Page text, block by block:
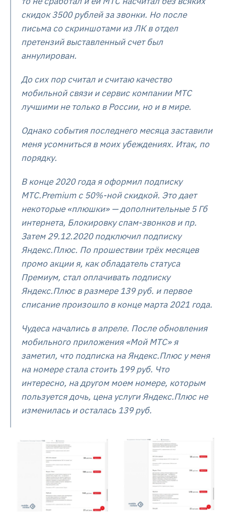
скидок 3500 рублей за звонки. Но после
письма со скриншотами из ЛК в отдел
претензий выставленный счет был
аннулирован.
До сих пор считал и считаю качество
мобильной связи и сервис компании МТС
лучшими не только в России, но и в мире.
Однако события последнего месяца заставили
меня усомниться в моих убеждениях. Итак, по
порядку.
В конце 2020 года я оформил подписку
МТС.Premium с 50%-ной скидкой. Это дает
некоторые «плюшки» — дополнительные 5 Гб
интернета, Блокировку спам-звонков и пр.
Затем 29.12.2020 подключил подписку
Яндекс.Плюс. По прошествии трёх месяцев
промо акции я, как обладатель статуса
Премиум, стал оплачивать подписку
Яндекс.Плюс в размере 139 руб. и первое
списание произошло в конце марта 2021 года.
Чудеса начались в апреле. После обновления
мобильного приложения «Мой МТС» я
заметил, что подписка на Яндекс.Плюс у меня
на номере стала стоить 199 руб. Что
интересно, на другом моем номере, которым
пользуется дочь, цена услуги Яндекс.Плюс не
изменилась и осталась 139 руб.